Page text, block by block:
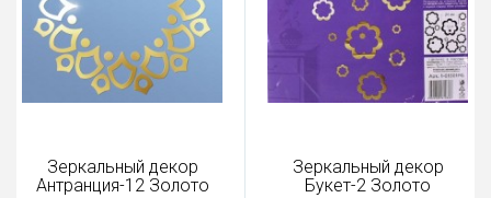
Зеркальный декор
Антранция-12 Золото
Зеркальный декор
Букет-2 Золото